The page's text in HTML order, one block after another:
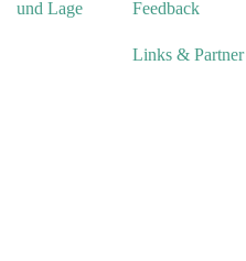
und Lage
Feedback
Links & Partner